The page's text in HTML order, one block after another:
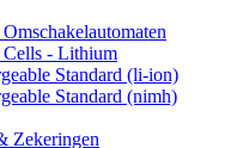
Cells - Lithium
Standard (li-ion)
Standard (nimh)
Zekeringen